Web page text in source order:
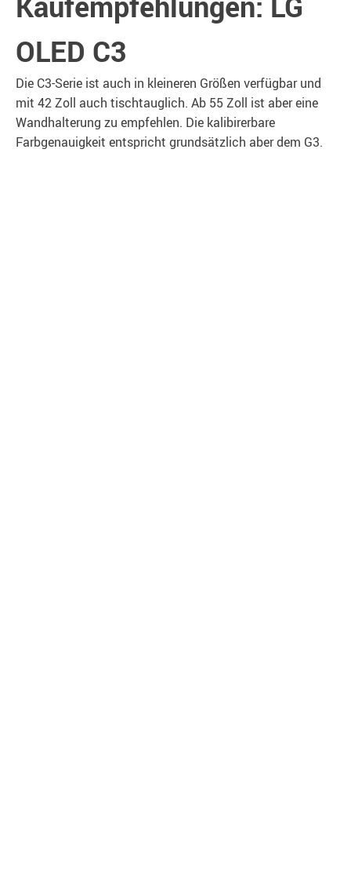
OLED C3
Die C3-Serie ist auch in kleineren Größen verfügbar und
mit 42 Zoll auch tischtauglich. Ab 55 Zoll ist aber eine
Wandhalterung zu empfehlen. Die kalibirerbare
Farbgenauigkeit entspricht grundsätzlich aber dem G3.